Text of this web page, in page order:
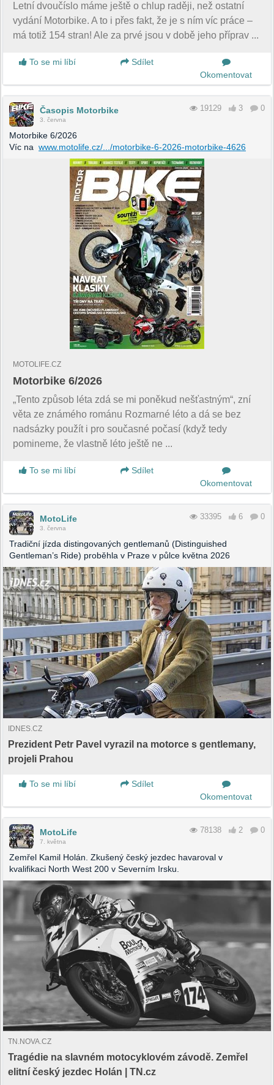
Letní dvoučíslo máme ještě o chlup raději, než ostatní
vydání Motorbike. A to i přes fakt, že je s ním víc práce –
má totiž 154 stran! Ale za prvé jsou v době jeho příprav ...
To se mi líbí
Sdílet
Okomentovat
Časopis Motorbike
3. června
19129 3 0
Motorbike 6/2026
Víc na www.motolife.cz/.../motorbike-6-2026-motorbike-4626
MOTOLIFE.CZ
Motorbike 6/2026
„Tento způsob léta zdá se mi poněkud nešťastným“, zní
věta ze známého románu Rozmarné léto a dá se bez
nadsázky použít i pro současné počasí (když tedy
pomineme, že vlastně léto ještě ne ...
To se mi líbí
Sdílet
Okomentovat
MotoLife
3. června
33395 6 0
Tradiční jízda distingovaných gentlemanů (Distinguished
Gentleman’s Ride) proběhla v Praze v půlce května 2026
IDNES.CZ
Prezident Petr Pavel vyrazil na motorce s gentlemany,
projeli Prahou
To se mi líbí
Sdílet
Okomentovat
MotoLife
7. května
78138 2 0
Zemřel Kamil Holán. Zkušený český jezdec havaroval v
kvalifikaci North West 200 v Severním Irsku.
TN.NOVA.CZ
Tragédie na slavném motocyklovém závodě. Zemřel
elitní český jezdec Holán | TN.cz